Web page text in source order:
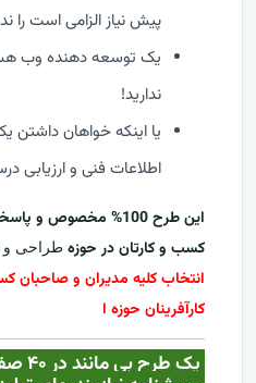
پیش نیاز الزامی است را
یک توسعه دهنده وب
ندارید!
یا اینکه خواهان داشتن
اطلاعات فنی و ارزیابی
این طرح 100% مخصوص و
کسب و کارتان در حوزه طراحی و
انتخاب کلیه مدیران و صاحبان
کارآفرینان حوزه ا
یک